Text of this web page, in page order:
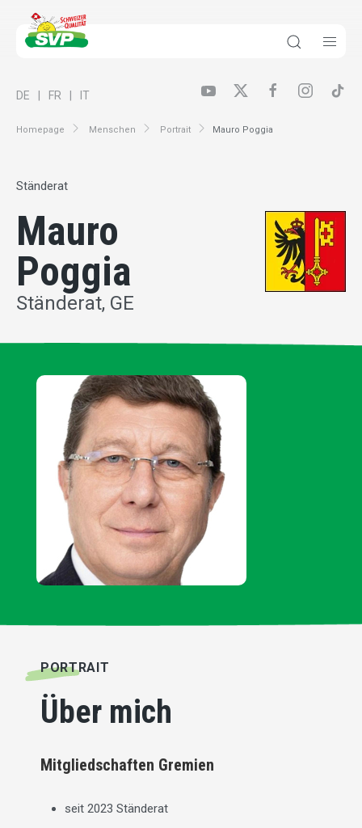
Homepage Menschen Portrait Mauro Poggia
DE FR IT
Ständerat
Mauro
Poggia
Ständerat, GE
PORTRAIT
Über mich
Mitgliedschaften Gremien
seit 2023 Ständerat